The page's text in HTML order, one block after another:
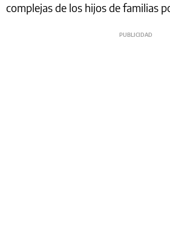
complejas de los hijos de familias